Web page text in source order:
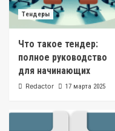
Тендеры
Что такое тендер:
полное руководство
для начинающих
Redactor 17 марта 2025